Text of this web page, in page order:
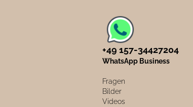
+49 157-34427204​
WhatsApp Business
Fragen
Bilder
Videos